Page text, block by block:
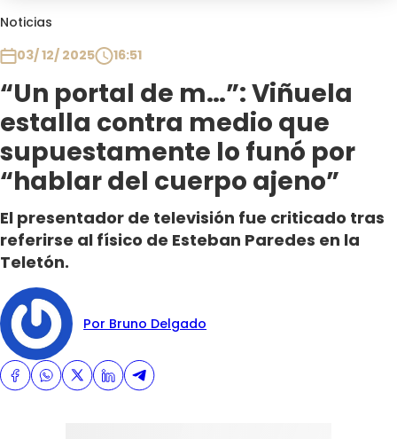
Noticias
03/ 12/ 2025
16:51
“Un portal de m…”: Viñuela
estalla contra medio que
supuestamente lo funó por
“hablar del cuerpo ajeno”
El presentador de televisión fue criticado tras
referirse al físico de Esteban Paredes en la
Teletón.
Por Bruno Delgado
Plan Perfecto
El Tiempo
Sabingo
Todos Los Programas